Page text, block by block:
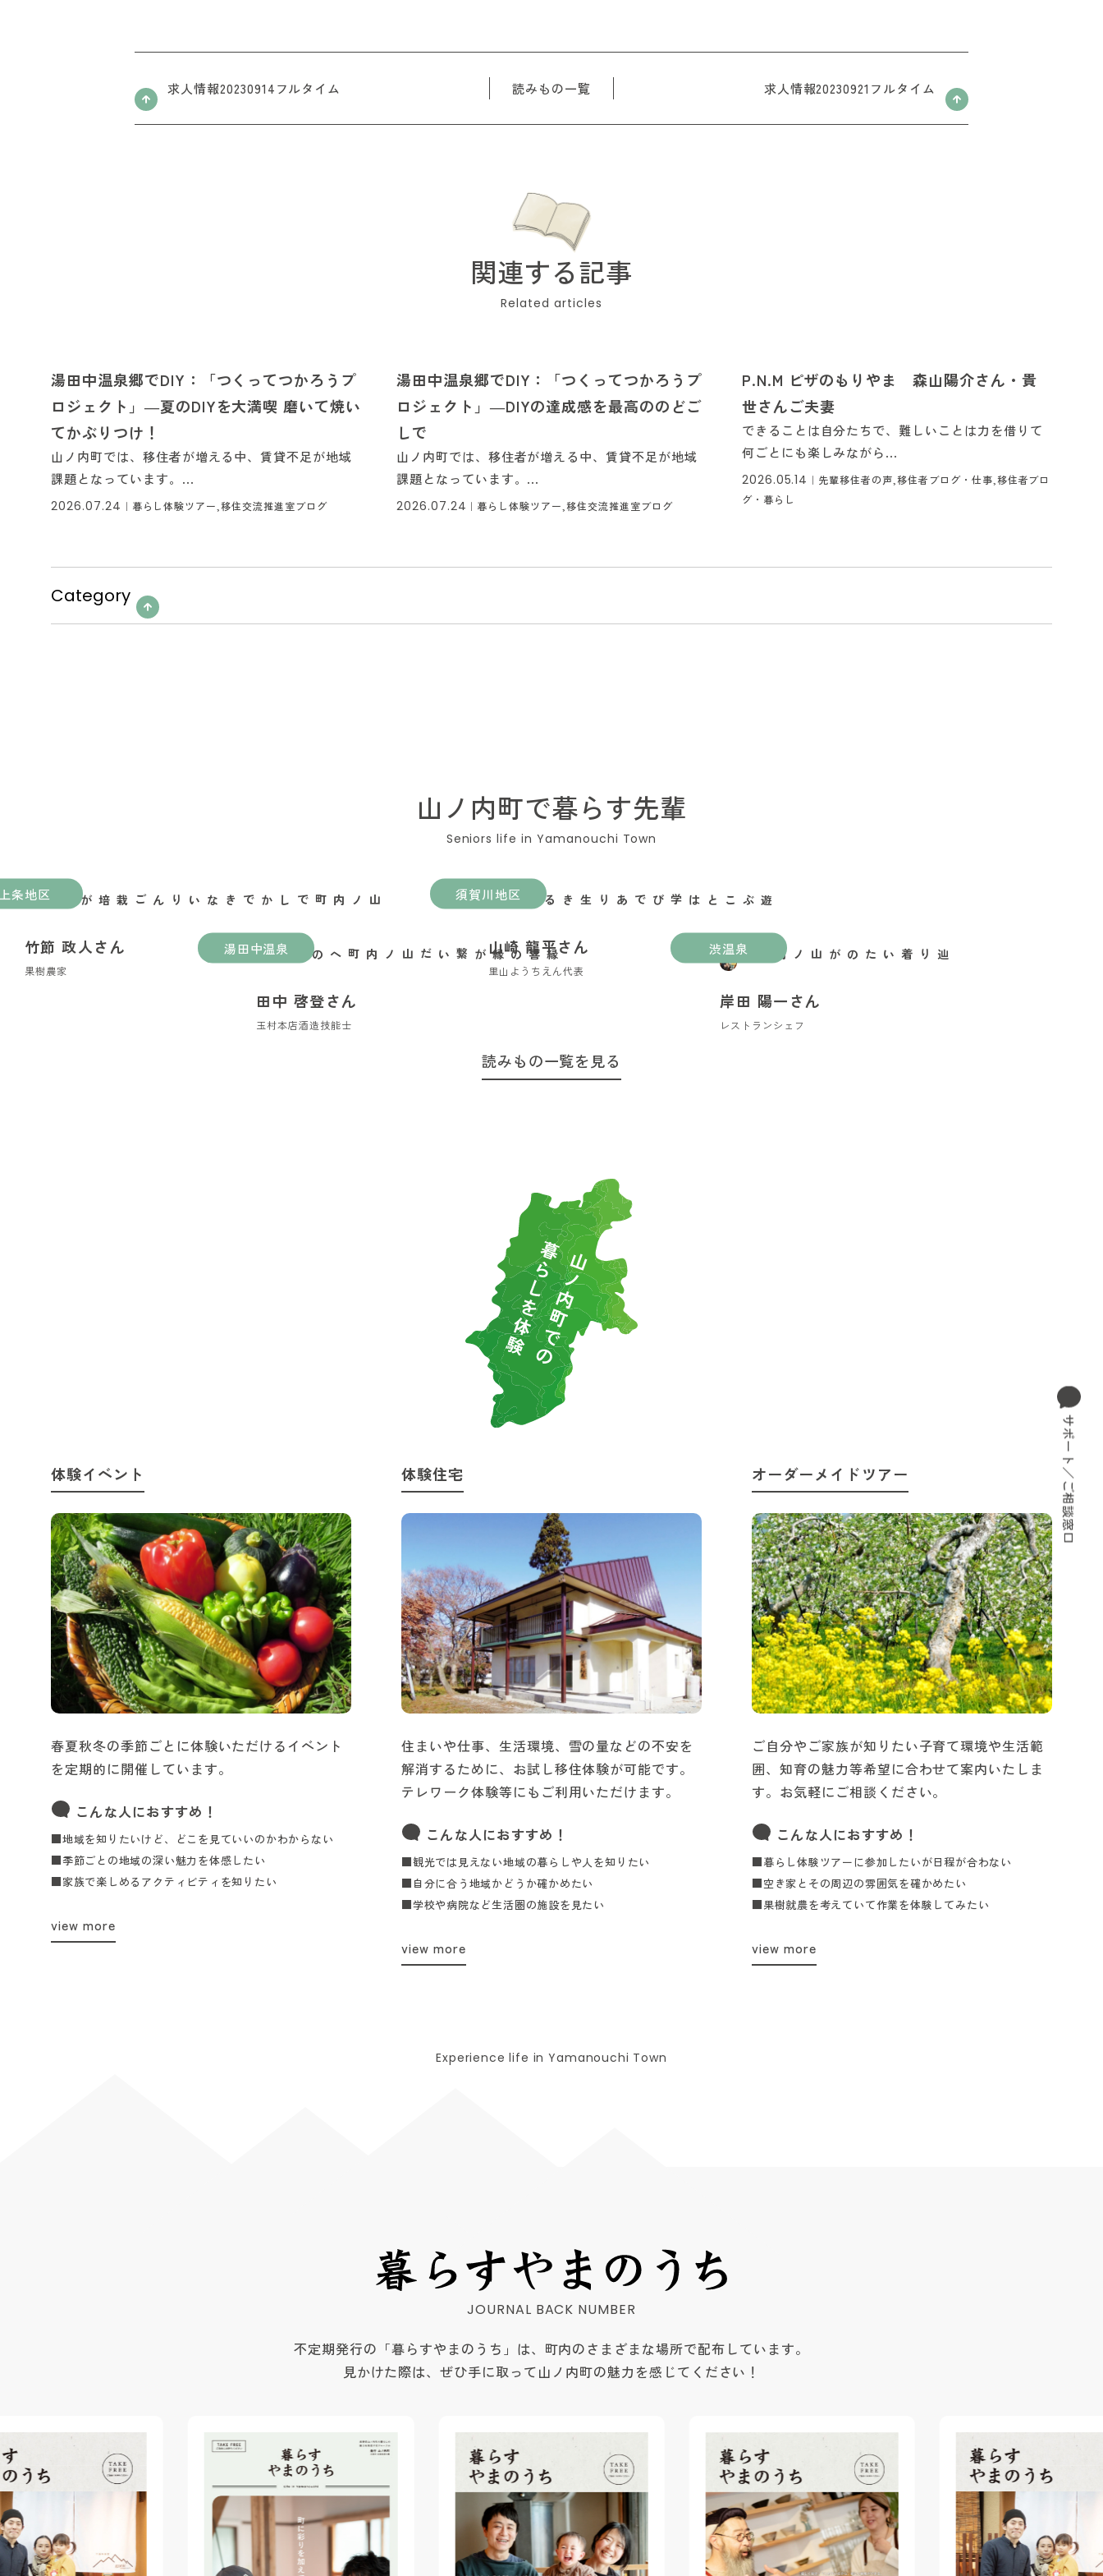
求人情報20230914フルタイム 読みもの一覧 求人情報20230921フルタイム
関連する記事
湯田中温泉郷でDIY：「つくってつかろうプ
ロジェクト」―夏のDIYを大満喫 磨いて焼い
てかぶりつけ！
山ノ内町では、移住者が増える中、賃貸不足が地域
課題となっています。...
2026.07.24 ｜ 暮らし体験ツアー,移住交流推進室ブログ
湯田中温泉郷でDIY：「つくってつかろうプ
ロジェクト」―DIYの達成感を最高ののどご
しで
山ノ内町では、移住者が増える中、賃貸不足が地域
課題となっています。...
2026.07.24 ｜ 暮らし体験ツアー,移住交流推進室ブログ
P.N.M ピザのもりやま 森山陽介さん・貴
世さんご夫妻
できることは自分たちで、難しいことは力を借りて
何ごとにも楽しみながら...
2026.05.14 ｜ 先輩移住者の声,移住者ブログ・仕事,移住者ブロ
グ・暮らし
Category
山ノ内町で暮らす先輩
条地区
山ノ内町でしかできないりんご栽培がある
竹節 政人さん
果樹農家
湯田中温泉
縁喜の縁が繋いだ山ノ内町への移住
田中 啓登さん
玉村本店酒造技能士
須賀川地区
遊ぶことは学びであり生きること
山崎 龍平さん
里山ようちえん代表
渋温泉
岸田 陽一さん
レストランシェフ
読みもの一覧を見る
体験イベント
春夏秋冬の季節ごとに体験いただけるイベント
を定期的に開催しています。
こんな人におすすめ！
■地域を知りたいけど、どこを見ていいのかわからない
■季節ごとの地域の深い魅力を体感したい
■家族で楽しめるアクティビティを知りたい
view more
体験住宅
住まいや仕事、生活環境、雪の量などの不安を
解消するために、お試し移住体験が可能です。
テレワーク体験等にもご利用いただけます。
こんな人におすすめ！
■観光では見えない地域の暮らしや人を知りたい
■自分に合う地域かどうか確かめたい
■学校や病院など生活圏の施設を見たい
view more
オーダーメイドツアー
ご自分やご家族が知りたい子育て環境や生活範
囲、知育の魅力等希望に合わせて案内いたしま
す。お気軽にご相談ください。
こんな人におすすめ！
■暮らし体験ツアーに参加したいが日程が合わない
■空き家とその周辺の雰囲気を確かめたい
■果樹就農を考えていて作業を体験してみたい
view more
Experience life in Yamanouchi Town
不定期発行の「暮らすやまのうち」は、町内のさまざまな場所で配布しています。
見かけた際は、ぜひ手に取って山ノ内町の魅力を感じてください！
サポート／ご相談窓口